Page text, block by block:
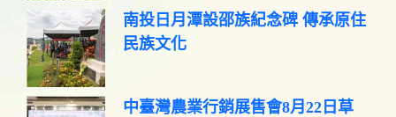
南投日月潭設邵族紀念碑 傳承原住
民族文化
中臺灣農業行銷展售會8月22日草